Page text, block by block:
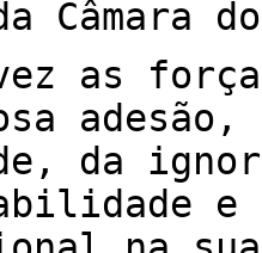
Câmara
as
adesão,
da